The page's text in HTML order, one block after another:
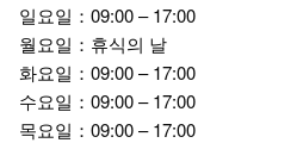
일요일：09:00 – 17:00
월요일：휴식의 날
화요일：09:00 – 17:00
수요일：09:00 – 17:00
목요일：09:00 – 17:00